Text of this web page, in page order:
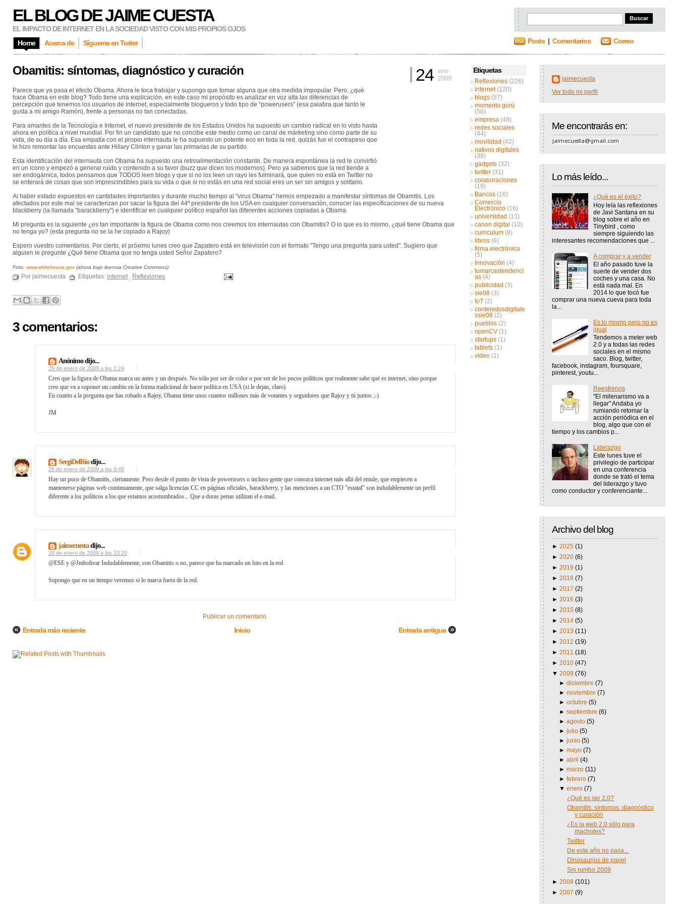
EL BLOG DE JAIME CUESTA
EL IMPACTO DE INTERNET EN LA SOCIEDAD VISTO CON MIS PROPIOS OJOS
Home
Acerca de Sígueme en Twiter Posts| Comentarios Correo
Etiquetas
Reflexiones (226)
internet (120)
blogs (57)
momento gurú
(56)
empresa (48)
redes sociales
(44)
movilidad (42)
nativos digitales
(38)
gadgets (32)
twitter (31)
colaboraciones
(19)
Bancos (16)
Comercio
Electrónico (16)
universidad (13)
canon digital (10)
curriculum (8)
libros (6)
firma electrónica
(5)
Innovación (4)
tumarcastendenci
as (4)
publicidad (3)
sie08 (3)
IoT (2)
contenidosdigitale
ssie08 (2)
pueblos (2)
openCV (1)
startups (1)
tablets (1)
video (1)
jaimecuesta
Ver todo mi perfil
Me encontrarás en:
Lo más leído...
¿Qué es el éxito?
Hoy leía las reflexiones
de Javi Santana en su
blog sobre el año en
Tinybird , como
siempre siguiendo las
interesantes recomendaciones que ...
A comprar y a vender
El año pasado tuve la
suerte de vender dos
coches y una casa. No
está nada mal. En
2014 lo que tocó fue
comprar una nueva cueva para toda
la...
Es lo mismo pero no es
igual
Tendemos a meter web
2.0 y a todas las redes
sociales en el mismo
saco. Blog, twitter,
facebook, instagram, foursquare,
pinterest, youtu...
Reestrenos
"El milenarismo va a
llegar" Andaba yo
rumiando retomar la
acción periódica en el
blog, algo que con el
tiempo y los cambios p...
Liderazgo
Este lunes tuve el
privilegio de participar
en una conferencia
donde se trató el tema
del liderazgo y tuvo
como conductor y conferenciante...
Archivo del blog
► 2025 (1)
► 2020 (6)
► 2019 (1)
► 2018 (7)
► 2017 (2)
► 2016 (3)
► 2015 (8)
► 2014 (5)
► 2013 (11)
► 2012 (19)
► 2011 (18)
► 2010 (47)
▼ 2009 (76)
►diciembre(7)
►noviembre(7)
►octubre(5)
►septiembre(6)
►agosto(5)
►julio(5)
►junio(5)
►mayo(7)
►abril(4)
►marzo(11)
►febrero(7)
▼enero(7)
¿Qué es ser 2.0?
Obamitis: síntomas, diagnóstico
y curación
¿Es la web 2.0 sólo para
machotes?
Twitter
De este año no pasa...
Dinosaurios de papel
Sin rumbo 2009
► 2008 (101)
► 2007 (9)
Obamitis: síntomas, diagnóstico y curación 24 ene
2009
Parece que ya pasa el efecto Obama. Ahora le toca trabajar y supongo que tomar alguna que otra medida impopular. Pero, ¿qué
hace Obama en este blog? Todo tiene una explicación, en este caso mi propósito es analizar en voz alta las diferencias de
percepción que tenemos los usuarios de internet, especialmente blogueros y todo tipo de "powerusers" (esa palabra que tanto le
gusta a mi amigo Ramón), frente a personas no tan conectadas.
Para amantes de la Tecnología e Internet, el nuevo presidente de los Estados Unidos ha supuesto un cambio radical en lo visto hasta
ahora en política a nivel mundial. Por fin un candidato que no concibe este medio como un canal de márketing sino como parte de su
vida, de su día a día. Esa empatía con el propio internauta le ha supuesto un potente eco en toda la red, quizás fue el contrapeso que
le hizo remontar las encuestas ante Hillary Clinton y ganar las primarias de su partido.
Esta identificación del internauta con Obama ha supuesto una retroalimentación constante. De manera espontánea la red le convirtió
en un icono y empezó a generar ruido y contenido a su favor (buzz que dicen los modernos). Pero ya sabemos que la red tiende a
ser endogámica, todos pensamos que TODOS leen blogs y que si no los leen un rayo les fulminará, que quien no está en Twitter no
se enterará de cosas que son imprescindibles para su vida o que si no estás en una red social eres un ser sin amigos y solitario.
Al haber estado expuestos en cantidades importantes y durante mucho tiempo al "virus Obama" hemos empezado a manifestar síntomas de Obamitis. Los
afectados por este mal se caracterizan por sacar la figura del 44º presidente de los USA en cualquier conversación, conocer las especificaciones de su nueva
blackberry (la llamada "barackberry") e identificar en cualquier político español las diferentes acciones copiadas a Obama.
Mi pregunta es la siguiente ¿es tan importante la figura de Obama como nos creemos los internautas con Obamitis? O lo que es lo mismo, ¿qué tiene Obama que
no tenga yo? (esta pregunta no se la he copiado a Rajoy)
Espero vuestro comentarios. Por cierto, el próximo lunes creo que Zapatero está en televisión con el formato "Tengo una pregunta para usted". Sugiero que
alguien le pregunte ¿Qué tiene Obama que no tenga usted Señor Zapatero?
Foto: www.whitehouse.gov(ahora bajo licencia Creative Commons)
Por jaimecuesta Etiquetas: internet , Reflexiones
3 comentarios:
Anónimo dijo...
25 de enero de 2009 a las 1:24
Creo que la figura de Obama marca un antes y un después. No sólo por ser de color o por ser de los pocos políticos que realmente sabe qué es internet, sino porque
creo que va a suponer un cambio en la forma tradicional de hacer política en USA (si le dejan, claro).
En cuanto a la pregunta que has robado a Rajoy, Obama tiene unos cuantos millones más de votantes y seguidores que Rajoy y tú juntos ;-)
JM
SergiDelRiodijo...
26 de enero de 2009 a las 9:45
Hay un poco de Obamitis, ciertamente. Pero desde el punto de vista de powerusers o incluso gente que conozca internet más allá del emule, que empiecen a
mantenerse páginas web continuamente, que salga licencias CC en páginas oficiales, barackberry, y las menciones a un CTO "estatal" son indudablemente un perfil
diferente a los políticos a los que estamos acostumbrados... Que a duras penas utilizan el e-mail.
jaimecuestadijo...
26 de enero de 2009 a las 23:20
@ESE y @Jmbolivar Indudablemente, con Obamitis o no, parece que ha marcado un hito en la red.
Supongo que en un tiempo veremos si lo marca fuera de la red.
Publicar un comentario
Entrada más reciente Entrada antigua
Inicio